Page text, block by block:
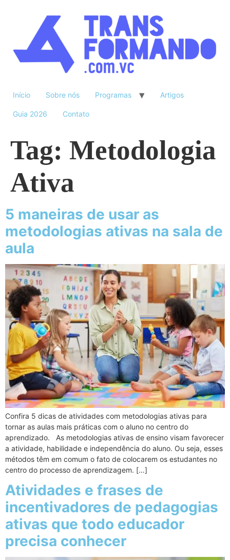
Início Sobre nós Programas Artigos
Guia 2026 Contato
Tag: Metodologia
Ativa
5 maneiras de usar as
metodologias ativas na sala de
aula
Confira 5 dicas de atividades com metodologias ativas para
tornar as aulas mais práticas com o aluno no centro do
aprendizado. As metodologias ativas de ensino visam favorecer
a atividade, habilidade e independência do aluno. Ou seja, esses
métodos têm em comum o fato de colocarem os estudantes no
centro do processo de aprendizagem. […]
Atividades e frases de
incentivadores de pedagogias
ativas que todo educador
precisa conhecer